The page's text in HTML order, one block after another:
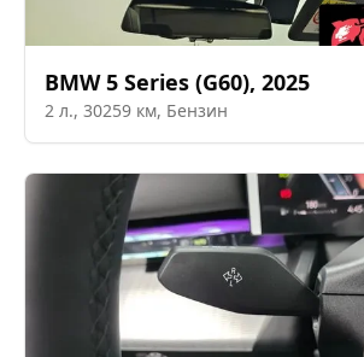
BMW 5 Series (G60), 2025
2 л., 30259 км, Бензин